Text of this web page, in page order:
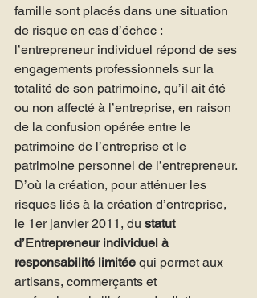
famille sont placés dans une situation
de risque en cas d’échec :
l’entrepreneur individuel répond de ses
engagements professionnels sur la
totalité de son patrimoine, qu’il ait été
ou non affecté à l’entreprise, en raison
de la confusion opérée entre le
patrimoine de l’entreprise et le
patrimoine personnel de l’entrepreneur.
D’où la création, pour atténuer les
risques liés à la création d’entreprise,
le 1er janvier 2011, du statut
d’Entrepreneur individuel à
responsabilité limitée qui permet aux
artisans, commerçants et